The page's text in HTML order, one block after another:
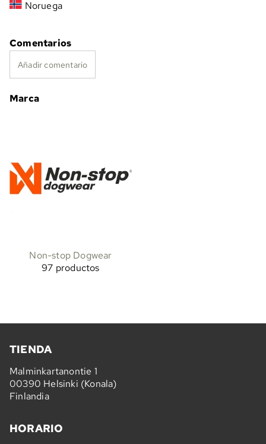
Noruega
Comentarios
Añadir comentario
Marca
Non-stop Dogwear
97 productos
TIENDA
Malminkartanontie 1
00390 Helsinki (Konala)
Finlandia
HORARIO